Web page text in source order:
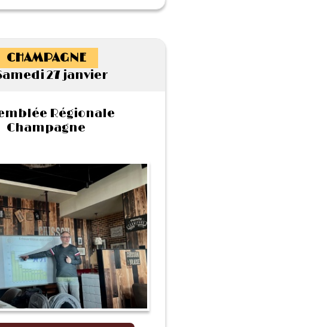
CHAMPAGNE
27 janvier
Régionale
Champagne